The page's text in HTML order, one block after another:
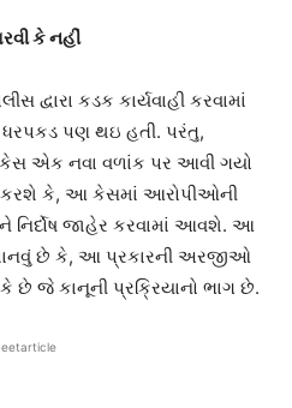
કે નહીં
કડક કાર્યવાહી કરવામાં
પણ થઇ હતી. પરંતુ,
કેસ એક નવા વળાંક પર આવી ગયો
કરશે કે, આ કેસમાં આરોપીઓની
નિર્દોષ જાહેર કરવામાં આવશે. આ
માનવું છે કે, આ પ્રકારની અરજીઓ
જે કાનૂની પ્રક્રિયાનો ભાગ છે.